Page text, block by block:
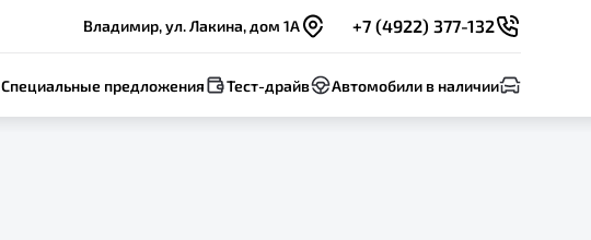
Владимир, ул. Лакина, дом 1А +7 (4922) 377-132
Специальные предложения Тест-драйв Автомобили в наличии